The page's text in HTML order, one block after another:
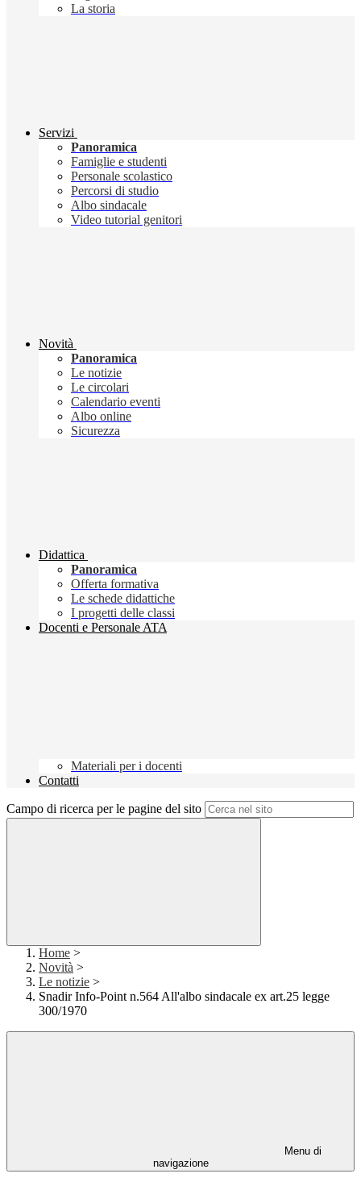
La storia
Servizi
Panoramica
Famiglie e studenti
Personale scolastico
Percorsi di studio
Albo sindacale
Video tutorial genitori
Novità
Panoramica
Le notizie
Le circolari
Calendario eventi
Albo online
Sicurezza
Didattica
Panoramica
Offerta formativa
Le schede didattiche
I progetti delle classi
Docenti e Personale ATA
Materiali per i docenti
Contatti
Campo di ricerca per le pagine del sito
Home >
Novità >
Le notizie >
Snadir Info-Point n.564 All'albo sindacale ex art.25 legge
300/1970
Menu di
navigazione